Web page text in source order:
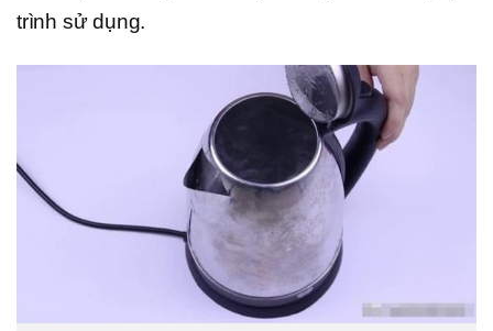
trình sử dụng.